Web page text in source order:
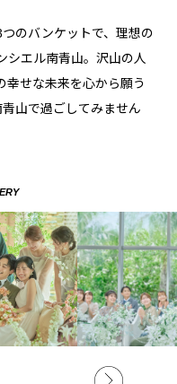
のバンケットで、理想の
シエル南青山。沢山の人
幸せな未来を心から願う
山で過ごしてみません